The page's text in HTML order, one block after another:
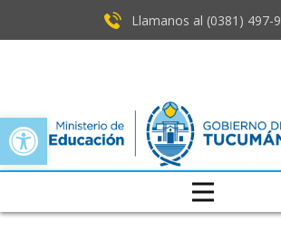
Open toolbar
Llamanos al (0381) ​497-